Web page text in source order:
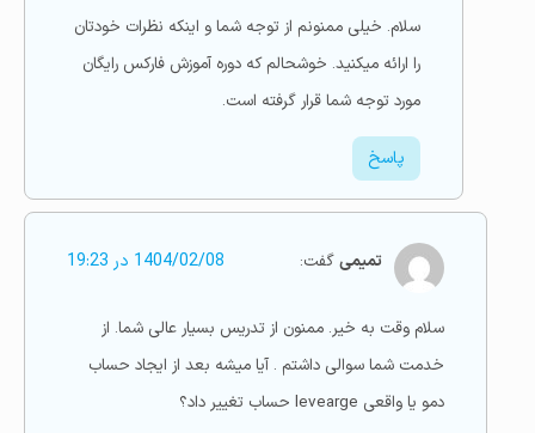
سلام. خیلی ممنونم از توجه شما و اینکه نظرات خودتان
را ارائه میکنید. خوشحالم که دوره آموزش فارکس رایگان
مورد توجه شما قرار گرفته است.
پاسخ
تمیمیگفت: 1404/02/08 در 19:23
سلام وقت به خیر. ممنون از تدریس بسیار عالی شما. از
خدمت شما سوالی داشتم . آیا میشه بعد از ایجاد حساب
دمو یا واقعی levearge حساب تغییر داد؟